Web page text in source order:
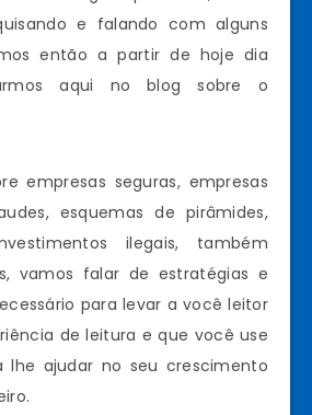
e falando com alguns
então a partir de hoje dia
aqui no blog sobre o
empresas seguras, empresas
esquemas de pirâmides,
ilegais, também
vamos falar de estratégias e
para levar a você leitor
de leitura e que você use
lhe ajudar no seu crescimento